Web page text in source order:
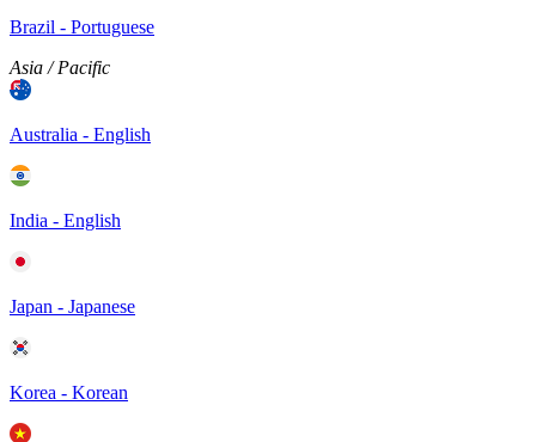
Brazil - Portuguese
Asia / Pacific
Australia - English
India - English
Japan - Japanese
Korea - Korean